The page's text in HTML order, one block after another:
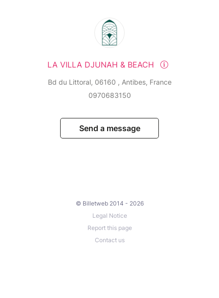
LA VILLA DJUNAH & BEACH
Bd du Littoral, 06160 , Antibes, France
0970683150
Send a message
© Billetweb 2014 - 2026
Legal Notice
Report this page
Contact us